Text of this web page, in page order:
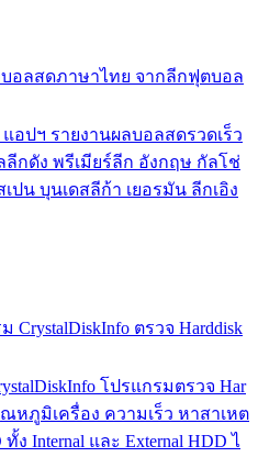
บอลสดภาษาไทย จากลีกฟุตบอล
อปฯ รายงานผลบอลสดรวดเร็ว
กดัง พรีเมียร์ลีก อังกฤษ กัลโช่
ปน บุนเดสลีก้า เยอรมัน ลีกเอิง
CrystalDiskInfo ตรวจ Harddisk
โปรแกรมตรวจ Har
หภูมิเครื่อง ความเร็ว หาสาเหต
Internal และ External HDD ไ